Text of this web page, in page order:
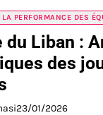
LA PERFORMANCE DES
du Liban :
des
23/01/2026